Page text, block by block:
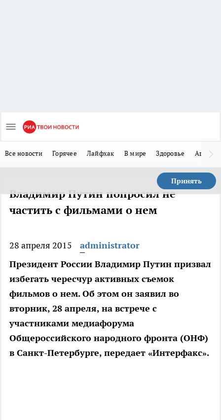
Все новости Горячее Лайфхак В мире Здоровье Авто
Принять
Владимир Путин попросил не
частить с фильмами о нем
28 апреля 2015
administrator
Президент России Владимир Путин призвал
избегать чересчур активных съемок
фильмов о нем. Об этом он заявил во
вторник, 28 апреля, на встрече с
участниками медиафорума
Общероссийского народного фронта (ОНФ)
в Санкт-Петербурге, передает «Интерфакс».